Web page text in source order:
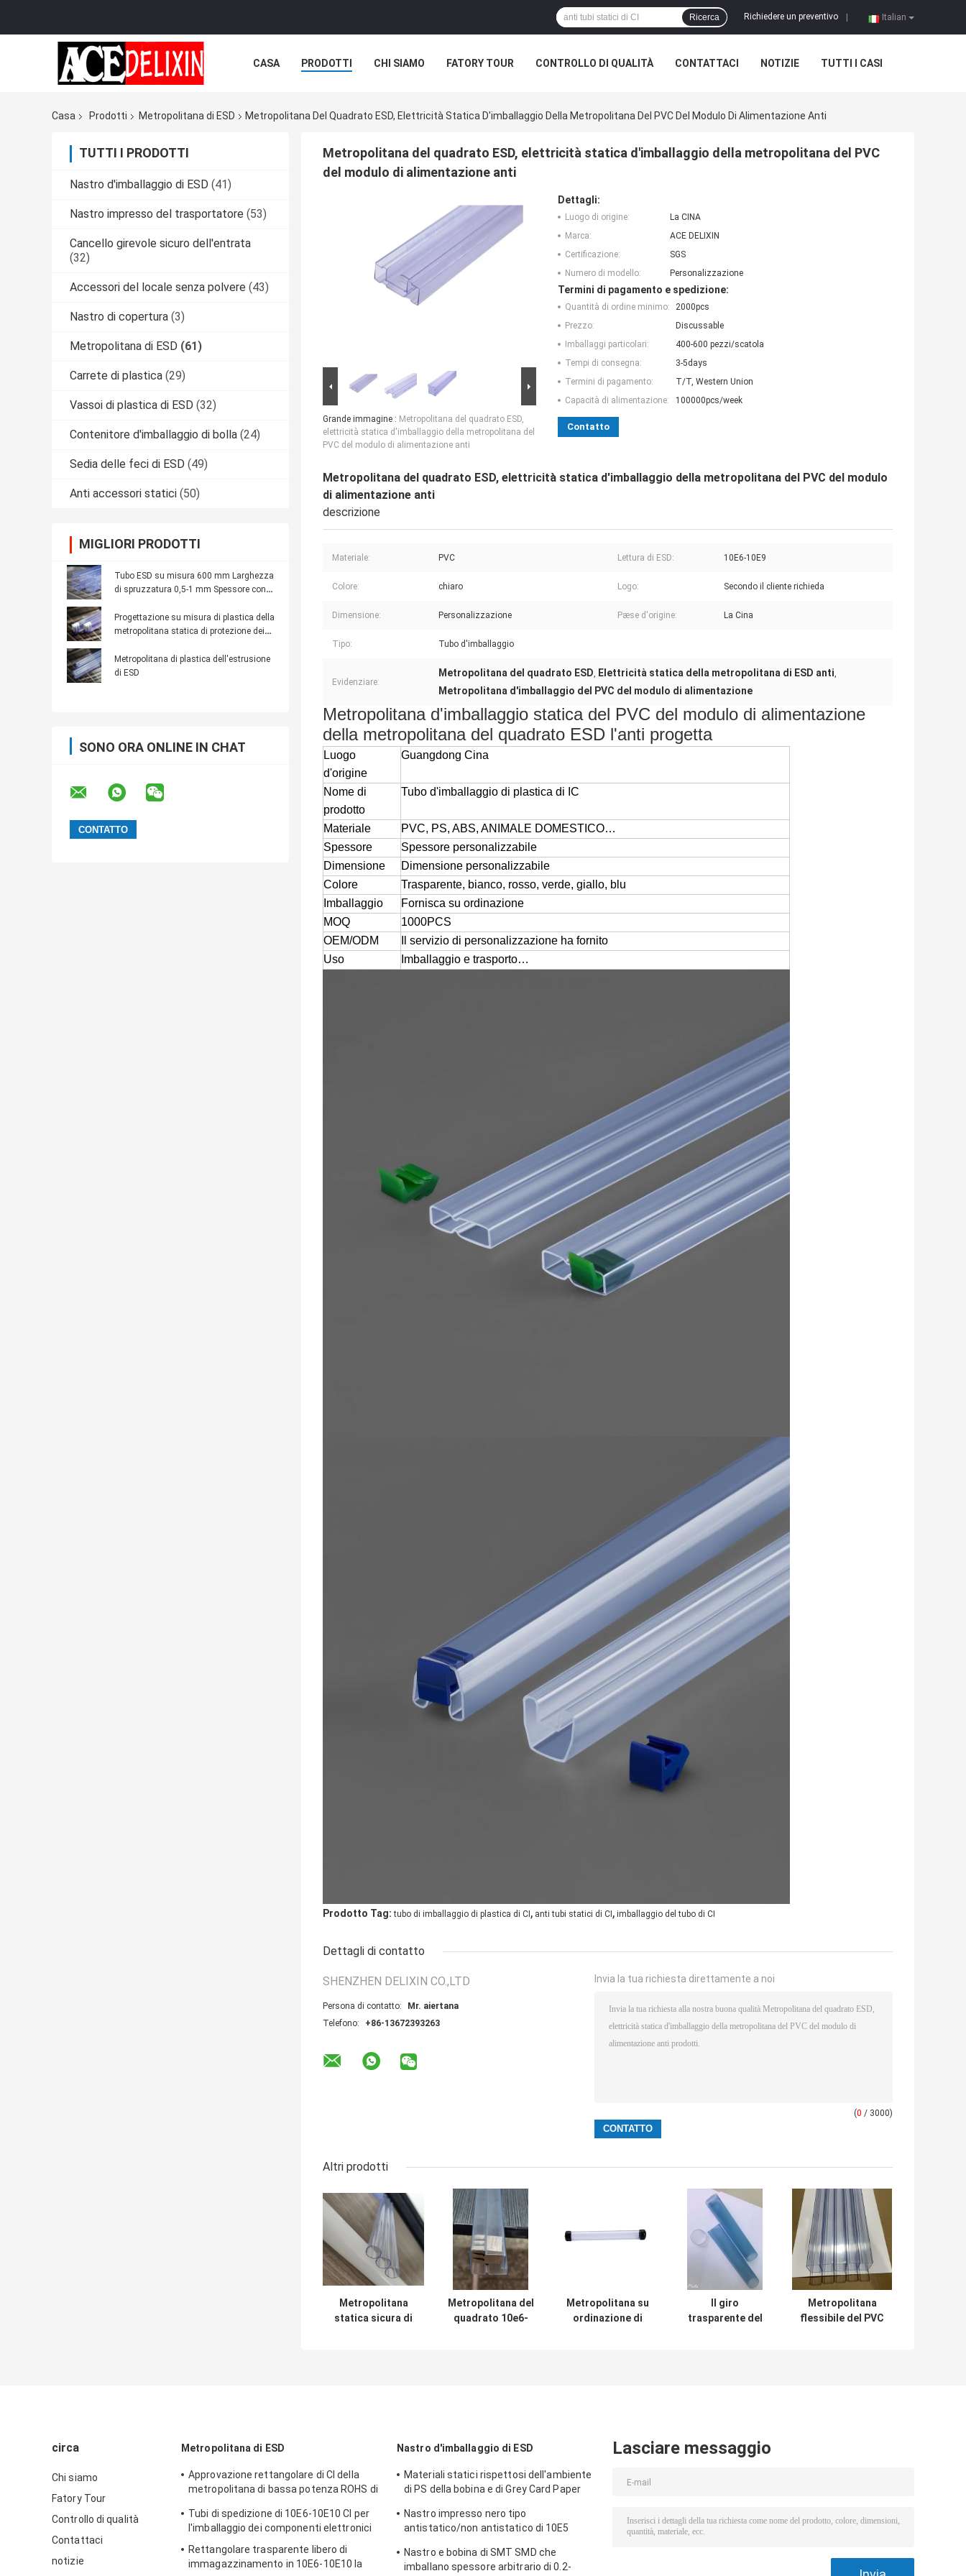
Italian
Richiedere un preventivo
Ricerca
CASA PRODOTTI CHI SIAMO FATORY TOUR CONTROLLO DI QUALITÀ CONTATTACI NOTIZIE TUTTI I CASI
Casa Prodotti Metropolitana di ESD Metropolitana Del Quadrato ESD, Elettricità Statica D'imballaggio Della Metropolitana Del PVC Del Modulo Di Alimentazione Anti
TUTTI I PRODOTTI
Nastro d'imballaggio di ESD (41)
Nastro impresso del trasportatore (53)
Cancello girevole sicuro dell'entrata
(32)
Accessori del locale senza polvere (43)
Nastro di copertura (3)
Metropolitana di ESD (61)
Carrete di plastica (29)
Vassoi di plastica di ESD (32)
Contenitore d'imballaggio di bolla (24)
Sedia delle feci di ESD (49)
Anti accessori statici (50)
MIGLIORI PRODOTTI
Tubo ESD su misura 600 mm Larghezza
di spruzzatura 0,5-1 mm Spessore con
Progettazione su misura di plastica della
metropolitana statica di protezione dei
Metropolitana di plastica dell'estrusione
di ESD
SONO ORA ONLINE IN CHAT
Metropolitana del quadrato ESD, elettricità statica d'imballaggio della metropolitana del PVC
del modulo di alimentazione anti
Grande immagine : Metropolitana del quadrato ESD,
elettricità statica d'imballaggio della metropolitana del
PVC del modulo di alimentazione anti
Dettagli:
Luogo di origine:
La CINA
Marca:
ACE DELIXIN
Certificazione:
SGS
Numero di modello:
Personalizzazione
Termini di pagamento e spedizione:
Quantità di ordine minimo:
2000pcs
Prezzo:
Discussable
Imballaggi particolari:
400-600 pezzi/scatola
Tempi di consegna:
3-5days
Termini di pagamento:
T/T, Western Union
Capacità di alimentazione:
100000pcs/week
Contatto
Metropolitana del quadrato ESD, elettricità statica d'imballaggio della metropolitana del PVC del modulo
di alimentazione anti
descrizione
Materiale: PVC Lettura di ESD: 10E6-10E9
Colore: chiaro Logo: Secondo il cliente richieda
Dimensione: Personalizzazione Pæse d'origine: La Cina
Tipo: Tubo d'imballaggio
Evidenziare:
Metropolitana del quadrato ESD, Elettricità statica della metropolitana di ESD anti,
Metropolitana d'imballaggio del PVC del modulo di alimentazione
Metropolitana d'imballaggio statica del PVC del modulo di alimentazione
della metropolitana del quadrato ESD l'anti progetta
Luogo
d'origine
Guangdong Cina
Nome di
prodotto
Tubo d'imballaggio di plastica di IC
Materiale
PVC, PS, ABS, ANIMALE DOMESTICO…
Spessore
Spessore personalizzabile
Dimensione
Dimensione personalizzabile
Colore
Trasparente, bianco, rosso, verde, giallo, blu
Imballaggio
Fornisca su ordinazione
MOQ
1000PCS
OEM/ODM
Il servizio di personalizzazione ha fornito
Uso
Imballaggio e trasporto…
Prodotto Tag: tubo di imballaggio di plastica di CI , anti tubi statici di CI , imballaggio del tubo di CI
Dettagli di contatto
SHENZHEN DELIXIN CO.,LTD
Persona di contatto:
Mr. aiertana
Telefono:
+86-13672393263
Invia la tua richiesta direttamente a noi
(0 / 3000)
Altri prodotti
Metropolitana
statica sicura di
Metropolitana del
quadrato 10e6-
Metropolitana su
ordinazione di
Il giro
trasparente del
Metropolitana
flessibile del PVC
circa
Chi siamo
Fatory Tour
Controllo di qualità
Contattaci
notizie
Metropolitana di ESD
Approvazione rettangolare di CI della
metropolitana di bassa potenza ROHS di
Tubi di spedizione di 10E6-10E10 CI per
l'imballaggio dei componenti elettronici
Rettangolare trasparente libero di
immagazzinamento in 10E6-10E10 la
Nastro d'imballaggio di ESD
Materiali statici rispettosi dell'ambiente
di PS della bobina e di Grey Card Paper
Nastro impresso nero tipo
antistatico/non antistatico di 10E5
Nastro e bobina di SMT SMD che
imballano spessore arbitrario di 0.2-
Lasciare messaggio